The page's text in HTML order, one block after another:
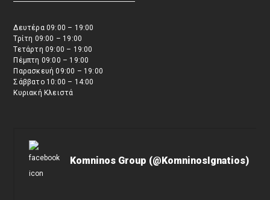
Δευτέρα 09:00 – 19:00
Τρίτη 09:00 – 19:00
Τετάρτη 09:00 – 19:00
Πέμπτη 09:00 – 19:00
Παρασκευή 09:00 – 19:00
Σάββατο 10:00 – 14:00
Κυριακή Κλειστά
Komninos Group (@KomninosIgnatios)